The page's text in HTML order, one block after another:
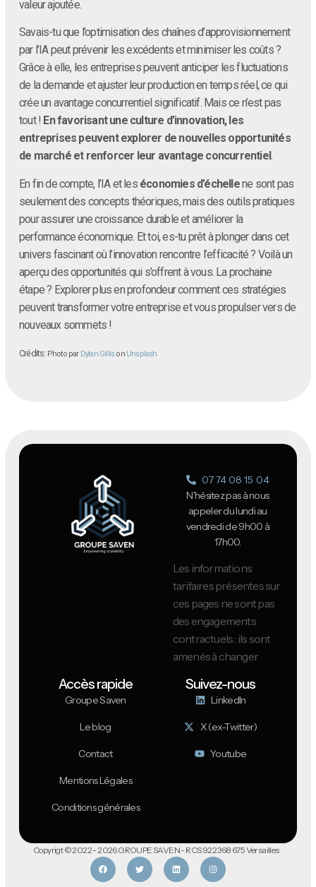
valeur ajoutée.
Savais-tu que l’optimisation des chaînes d’approvisionnement
par l’IA peut prévenir les excédents et minimiser les coûts ?
Grâce à elle, les entreprises peuvent anticiper les fluctuations
de la demande et ajuster leur production en temps réel, ce qui
crée un avantage concurrentiel significatif. Mais ce n’est pas
tout ! En favorisant une culture d’innovation, les
entreprises peuvent explorer de nouvelles opportunités
de marché et renforcer leur avantage concurrentiel .
En fin de compte, l’IA et les économies d’échellene sont pas
seulement des concepts théoriques, mais des outils pratiques
pour assurer une croissance durable et améliorer la
performance économique. Et toi, es-tu prêt à plonger dans cet
univers fascinant où l’innovation rencontre l’efficacité ? Voilà un
aperçu des opportunités qui s’offrent à vous. La prochaine
étape ? Explorer plus en profondeur comment ces stratégies
peuvent transformer votre entreprise et vous propulser vers de
nouveaux sommets !
Crédits: Photo par Dylan Gillison Unsplash
07 74 08 15 04
N'hésitez pas à nous
appeler du lundi au
vendredi de 9h00 à
17h00.
Les informations
tarifaires présentes sur
ces pages ne sont pas
des engagements
contractuels : ils sont
amenés à changer
Accès rapide
Groupe Saven
Le blog
Contact
Mentions Légales
Conditions générales
Suivez-nous
LinkedIn
X (ex-Twitter)
Youtube
Copyrigt © 2022 - 2026 GROUPE SAVEN - RCS 922 368 675 Versailles